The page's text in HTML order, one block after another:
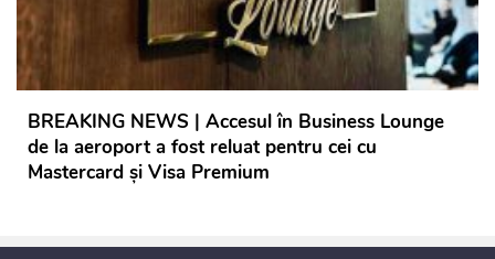
BREAKING NEWS | Accesul în Business Lounge
de la aeroport a fost reluat pentru cei cu
Mastercard și Visa Premium